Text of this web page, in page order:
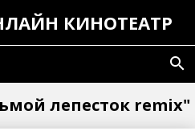
КИНОТЕАТР
search
лепесток remix"